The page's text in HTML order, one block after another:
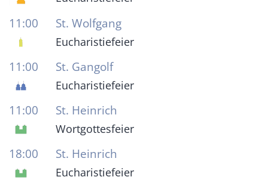
11:00 St. Wolfgang
Eucharistiefeier
11:00 St. Gangolf
Eucharistiefeier
11:00 St. Heinrich
Wortgottesfeier
18:00 St. Heinrich
Eucharistiefeier